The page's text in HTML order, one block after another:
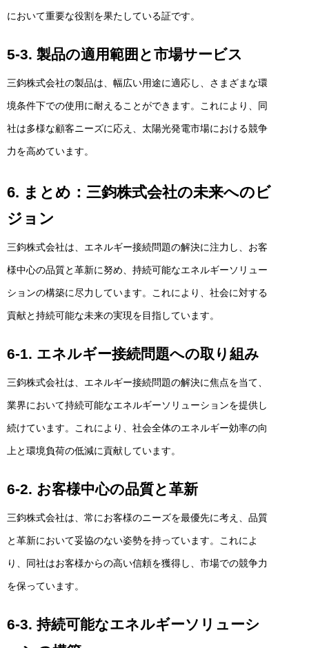
において重要な役割を果たしている証です。
5-3. 製品の適用範囲と市場サービス
三鈞株式会社の製品は、幅広い用途に適応し、さまざまな環
境条件下での使用に耐えることができます。これにより、同
社は多様な顧客ニーズに応え、太陽光発電市場における競争
力を高めています。
6. まとめ：三鈞株式会社の未来へのビ
ジョン
三鈞株式会社は、エネルギー接続問題の解決に注力し、お客
様中心の品質と革新に努め、持続可能なエネルギーソリュー
ションの構築に尽力しています。これにより、社会に対する
貢献と持続可能な未来の実現を目指しています。
6-1. エネルギー接続問題への取り組み
三鈞株式会社は、エネルギー接続問題の解決に焦点を当て、
業界において持続可能なエネルギーソリューションを提供し
続けています。これにより、社会全体のエネルギー効率の向
上と環境負荷の低減に貢献しています。
6-2. お客様中心の品質と革新
三鈞株式会社は、常にお客様のニーズを最優先に考え、品質
と革新において妥協のない姿勢を持っています。これによ
り、同社はお客様からの高い信頼を獲得し、市場での競争力
を保っています。
6-3. 持続可能なエネルギーソリューシ